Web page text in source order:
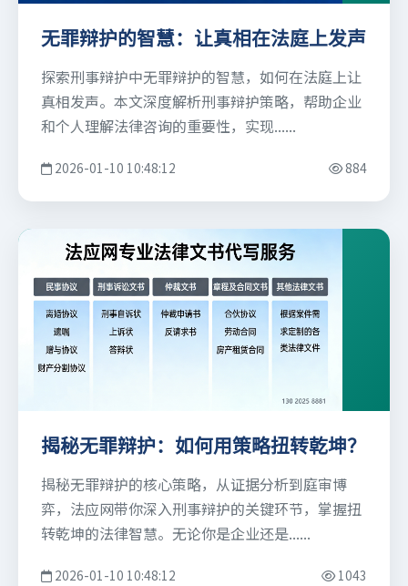
无罪辩护的智慧：让真相在法庭上发声
探索刑事辩护中无罪辩护的智慧，如何在法庭上让
真相发声。本文深度解析刑事辩护策略，帮助企业
和个人理解法律咨询的重要性，实现......
2026-01-10 10:48:12 884
揭秘无罪辩护：如何用策略扭转乾坤？
揭秘无罪辩护的核心策略，从证据分析到庭审博
弈，法应网带你深入刑事辩护的关键环节，掌握扭
转乾坤的法律智慧。无论你是企业还是......
2026-01-10 10:48:12 1043